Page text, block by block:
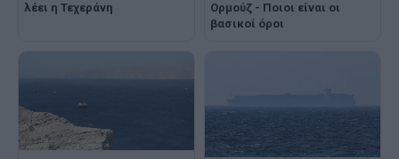
λέει η Τεχεράνη
Ορμούζ - Ποιοι είναι οι
βασικοί όροι